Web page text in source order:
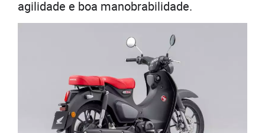
agilidade e boa manobrabilidade.